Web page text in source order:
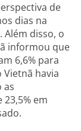
de
dias na
disso, o
informou que
6,6% para
Vietnã havia
as
em